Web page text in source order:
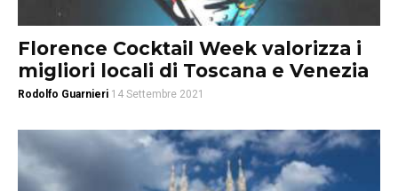
Florence Cocktail Week valorizza i
migliori locali di Toscana e Venezia
Rodolfo Guarnieri 14 Settembre 2021